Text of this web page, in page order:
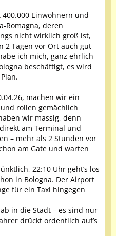
Einwohnern und
Romagna, deren
nicht wirklich groß ist,
2 Tagen vor Ort auch gut
ich mich, ganz ehrlich
beschäftigt, es wird
machen wir ein
rollen gemächlich
wir massig, denn
am Terminal und
– mehr als 2 Stunden vor
am Gate und warten
22:10 Uhr geht’s los
in Bologna. Der Airport
für ein Taxi hingegen
in die Stadt – es sind nur
drückt ordentlich auf’s